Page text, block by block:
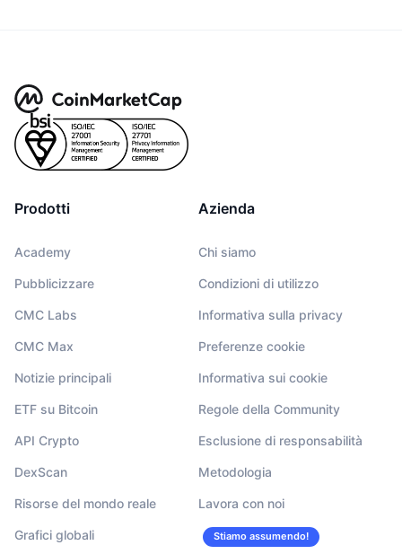
Prodotti
Academy
Pubblicizzare
CMC Labs
CMC Max
Notizie principali
ETF su Bitcoin
API Crypto
DexScan
Risorse del mondo reale
Grafici globali
Azienda
Chi siamo
Condizioni di utilizzo
Informativa sulla privacy
Preferenze cookie
Informativa sui cookie
Regole della Community
Esclusione di responsabilità
Metodologia
Lavora con noi
Stiamo assumendo!